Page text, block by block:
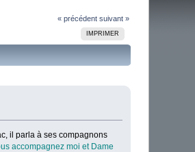
« précédent suivant »
IMPRIMER
il parla à ses compagnons
accompagnez moi et Dame